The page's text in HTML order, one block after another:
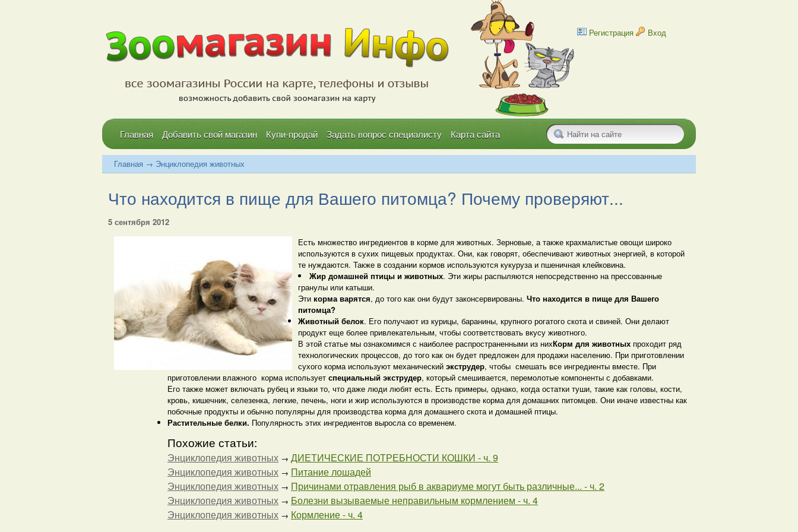
Регистрация Вход
Главная Добавить свой магазин Купи-продай Задать вопрос специалисту Карта сайта
Главная → Энциклопедия животных
Что находится в пище для Вашего питомца? Почему проверяют...
5 сентября 2012
Есть множество ингредиентов в корме для животных. Зерновые, а также крахмалистые овощи широко
используются в сухих пищевых продуктах. Они, как говорят, обеспечивают животных энергией, в которой
те нуждаются. Также в создании кормов используются кукуруза и пшеничная клейковина.
Жир домашней птицы и животных. Эти жиры распыляются непосредственно на прессованные
гранулы или катыши.
Эти корма варятся, до того как они будут законсервированы. Что находится в пище для Вашего
питомца?
Животный белок. Его получают из курицы, баранины, крупного рогатого скота и свиней. Они делают
продукт еще более привлекательным, чтобы соответствовать вкусу животного.
В этой статье мы ознакомимся с наиболее распространенными из нихКорм для животных проходит ряд
технологических процессов, до того как он будет предложен для продажи населению. При приготовлении
сухого корма используют механический экструдер, чтобы смешать все ингредиенты вместе. При
приготовлении влажного корма использует специальный экструдер, который смешивается, перемолотые компоненты с добавками.
Его также может включать рубец и языки то, что даже люди любят есть. Есть примеры, однако, когда остатки туши, такие как головы, кости,
кровь, кишечник, селезенка, легкие, печень, ноги и жир используются в производстве корма для домашних питомцев. Они иначе известны как
побочные продукты и обычно популярны для производства корма для домашнего скота и домашней птицы.
Растительные белки. Популярность этих ингредиентов выросла со временем.
Похожие статьи:
Энциклопедия животных → ДИЕТИЧЕСКИЕ ПОТРЕБНОСТИ КОШКИ - ч. 9
Энциклопедия животных → Питание лошадей
Энциклопедия животных → Причинами отравления рыб в аквариуме могут быть различные... - ч. 2
Энциклопедия животных → Болезни вызываемые неправильным кормлением - ч. 4
Энциклопедия животных → Кормление - ч. 4